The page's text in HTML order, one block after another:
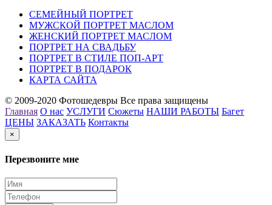
СЕМЕЙНЫЙ ПОРТРЕТ
МУЖСКОЙ ПОРТРЕТ МАСЛОМ
ЖЕНСКИЙ ПОРТРЕТ МАСЛОМ
ПОРТРЕТ НА СВАДЬБУ
ПОРТРЕТ В СТИЛЕ ПОП-АРТ
ПОРТРЕТ В ПОДАРОК
КАРТА САЙТА
© 2009-2020 Фотошедевры Все права защищены
Главная О нас УСЛУГИ Сюжеты НАШИ РАБОТЫ Багет
ЦЕНЫ ЗАКАЗАТЬ Контакты
×
Перезвоните мне